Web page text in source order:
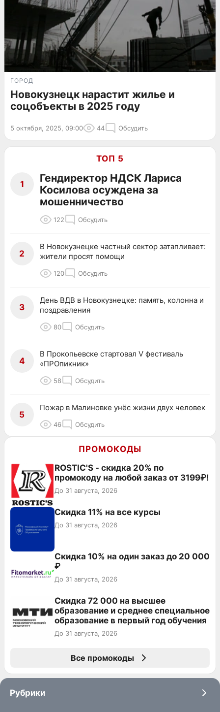
ГОРОД
Новокузнецк нарастит жилье и
соцобъекты в 2025 году
5 октября, 2025, 09:00 44 Обсудить
ТОП 5
1
Гендиректор НДСК Лариса
Косилова осуждена за
мошенничество
122 Обсудить
2
В Новокузнецке частный сектор затапливает:
жители просят помощи
120 Обсудить
3
День ВДВ в Новокузнецке: память, колонна и
поздравления
80 Обсудить
4
В Прокопьевске стартовал V фестиваль
«ПРОпикник»
58 Обсудить
5
Пожар в Малиновке унёс жизни двух человек
46 Обсудить
ПРОМОКОДЫ
ROSTIC'S - скидка 20% по
промокоду на любой заказ от 3199₽!
До 31 августа, 2026
Скидка 11% на все курсы
До 31 августа, 2026
Скидка 10% на один заказ до 20 000
₽
До 31 августа, 2026
Скидка 72 000 на высшее
образование и среднее специальное
образование в первый год обучения
До 31 августа, 2026
Все промокоды
Рубрики